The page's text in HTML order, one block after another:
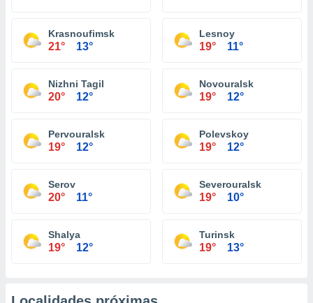
Krasnoufimsk
21° 13°
Lesnoy
19° 11°
Nizhni Tagil
20° 12°
Novouralsk
19° 12°
Pervouralsk
19° 12°
Polevskoy
19° 12°
Serov
20° 11°
Severouralsk
19° 10°
Shalya
19° 12°
Turinsk
19° 13°